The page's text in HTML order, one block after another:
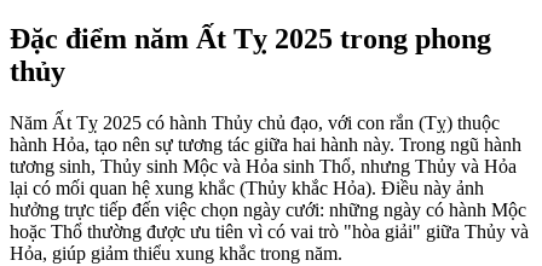
Đặc điểm năm Ất Tỵ 2025 trong phong
thủy
Năm Ất Tỵ 2025 có hành Thủy chủ đạo, với con rắn (Tỵ) thuộc
hành Hỏa, tạo nên sự tương tác giữa hai hành này. Trong ngũ hành
tương sinh, Thủy sinh Mộc và Hỏa sinh Thổ, nhưng Thủy và Hỏa
lại có mối quan hệ xung khắc (Thủy khắc Hỏa). Điều này ảnh
hưởng trực tiếp đến việc chọn ngày cưới: những ngày có hành Mộc
hoặc Thổ thường được ưu tiên vì có vai trò "hòa giải" giữa Thủy và
Hỏa, giúp giảm thiểu xung khắc trong năm.